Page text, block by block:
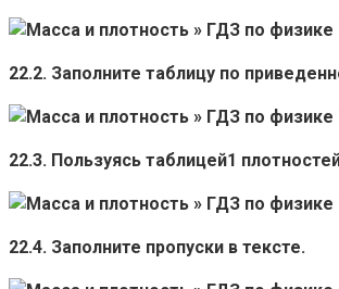
22.2. Заполните таблицу по
22.3. Пользуясь таблицей1
22.4. Заполните пропуски в тексте.